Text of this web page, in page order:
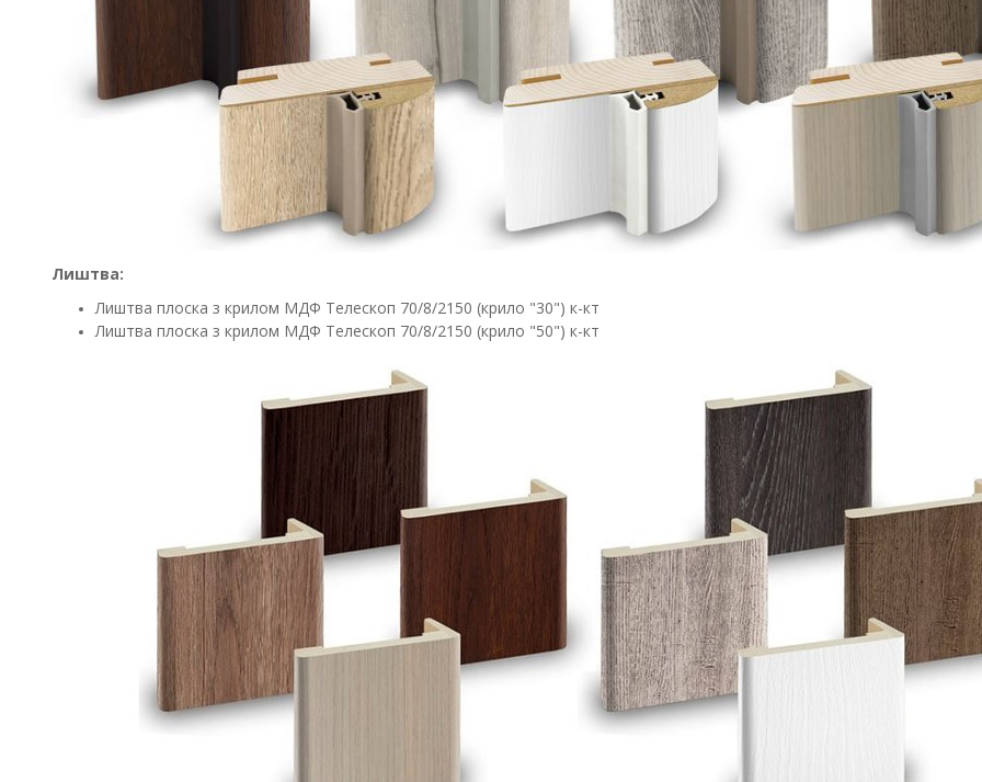
Лиштва:
Лиштва плоска з крилом МДФ Телескоп 70/8/2150 (крило "30") к-кт
Лиштва плоска з крилом МДФ Телескоп 70/8/2150 (крило "50") к-кт